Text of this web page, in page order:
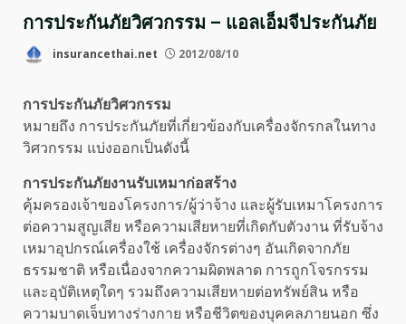
การประกันภัยวิศวกรรม – แอลเอ็มจีประกันภัย
insurancethai.net 2012/08/10
การประกันภัยวิศวกรรม
หมายถึง การประกันภัยที่เกี่ยวข้องกับเครื่องจักรกลในทาง
วิศวกรรม แบ่งออกเป็นดังนี้
การประกันภัยงานรับเหมาก่อสร้าง
คุ้มครองเจ้าของโครงการ/ผู้ว่าจ้าง และผู้รับเหมาโครงการ
ต่อความสูญเสีย หรือความเสียหายที่เกิดกับตัวงาน ที่รับจ้าง
เหมาอุปกรณ์เครื่องใช้ เครื่องจักรต่างๆ อันเกิดจากภัย
ธรรมชาติ หรือเนื่องจากความผิดพลาด การถูกโจรกรรม
และอุบัติเหตุใดๆ รวมถึงความเสียหายต่อทรัพย์สิน หรือ
ความบาดเจ็บทางร่างกาย หรือชีวิตของบุคคลภายนอก ซึ่ง